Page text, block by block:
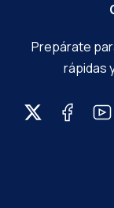
Prepárate
rápidas